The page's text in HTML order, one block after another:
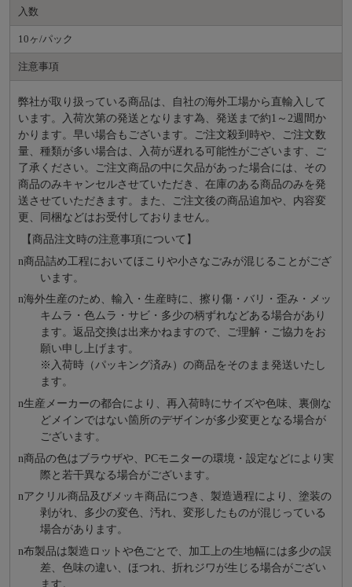
入数
10ヶ/パック
注意事項
弊社が取り扱っている商品は、自社の海外工場から直輸入して
います。入荷次第の発送となります為、発送まで約1～2週間か
かります。早い場合もございます。ご注文殺到時や、ご注文数
量、種類が多い場合は、入荷が遅れる可能性がございます、ご
了承ください。ご注文商品の中に欠品があった場合には、その
商品のみキャンセルさせていただき、在庫のある商品のみを発
送させていただきます。また、ご注文後の商品追加や、内容変
更、同梱などはお受付しておりません。
【商品注文時の注意事項について】
n商品詰め⼯程においてほこりや⼩さなごみが混じることがござ
います。
n海外⽣産のため、輸⼊・⽣産時に、擦り傷・バリ・歪み・メッ
キムラ・色ムラ・サビ・多少の柄ずれなどある場合があり
ます。返品交換は出来かねますので、ご理解・ご協⼒をお
願い申し上げます。
※⼊荷時（パッキング済み）の商品をそのまま発送いたし
ます。
n⽣産メーカーの都合により、再⼊荷時にサイズや⾊味、裏側な
どメインではない箇所のデザインが多少変更となる場合が
ございます。
n商品の⾊はブラウザや、PCモニターの環境・設定などにより実
際と若⼲異なる場合がございます。
nアクリル商品及びメッキ商品につき、製造過程により、塗装の
剥がれ、多少の変色、汚れ、変形したものが混じっている
場合があります。
n布製品は製造ロットや色ごとで、加工上の生地幅には多少の誤
差、色味の違い、ほつれ、折れジワが生じる場合がござい
ます。